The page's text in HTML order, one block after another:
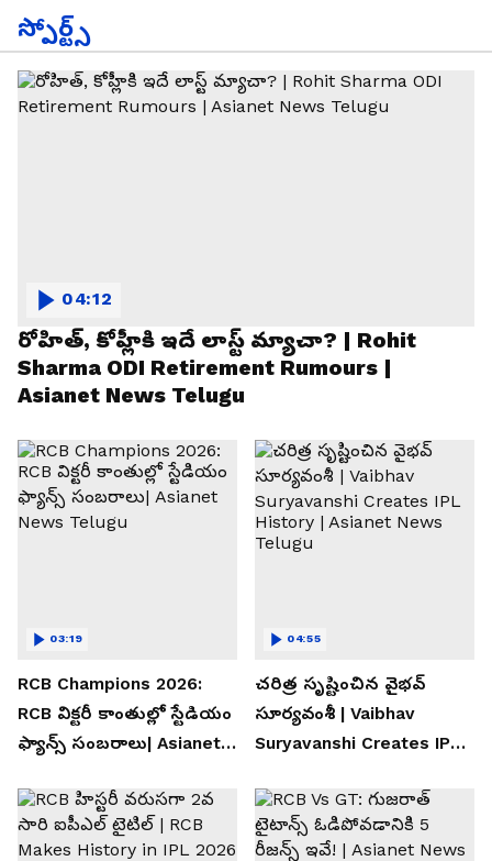
స్పోర్ట్స్
రోహిత్, కోహ్లీకి ఇదే లాస్ట్ మ్యాచా? | Rohit
Sharma ODI Retirement Rumours |
Asianet News Telugu
04:12
RCB Champions 2026:
RCB విక్టరీ కాంతుల్లో స్టేడియం
ఫ్యాన్స్ సంబరాలు| Asianet
03:19
చరిత్ర సృష్టించిన వైభవ్
సూర్యవంశీ | Vaibhav
Suryavanshi Creates IPL
Telugu
04:55